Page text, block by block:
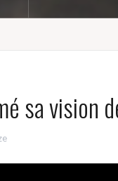
sa vision